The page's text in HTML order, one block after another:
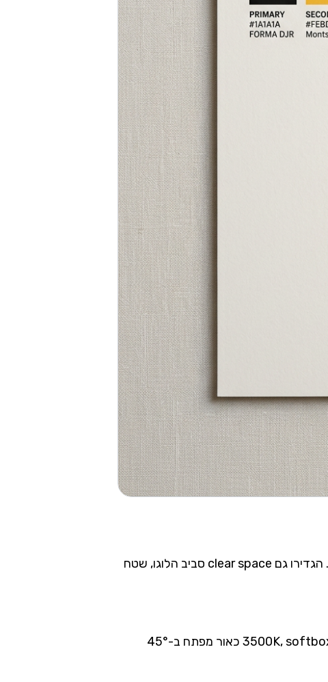
במקום “כחול של המותג”, כתבו ערך HEX מדויק. במקום “כותרת גדולה”, הגדירו פונט, משקל וגודל. הגדירו גם clear space סביב הלוגו, שטח
כאן נמצא ההבדל בין חובבני למקצועי. במקום “תאורה רכה”, כתבו מפרט אמיתי: “טמפרטורת צבע 3500K, softbox כאור מפתח ב-45°